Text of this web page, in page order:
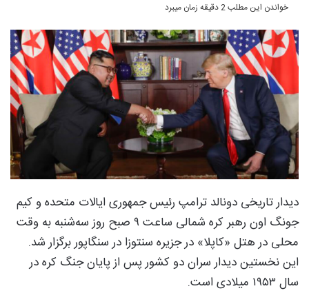
خواندن این مطلب 2 دقیقه زمان میبرد
دیدار تاریخی دونالد ترامپ رئیس جمهوری ایالات متحده و کیم
جونگ اون رهبر کره شمالی ساعت ۹ صبح روز سه‌شنبه به وقت
محلی در هتل «کاپلا» در جزیره سنتوزا در سنگاپور برگزار شد.
این نخستین دیدار سران دو کشور پس از پایان جنگ کره در
سال ۱۹۵۳ میلادی است.